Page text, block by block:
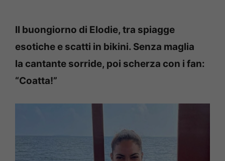
Il buongiorno di Elodie, tra spiagge
esotiche e scatti in bikini. Senza maglia
la cantante sorride, poi scherza con i fan:
“Coatta!”